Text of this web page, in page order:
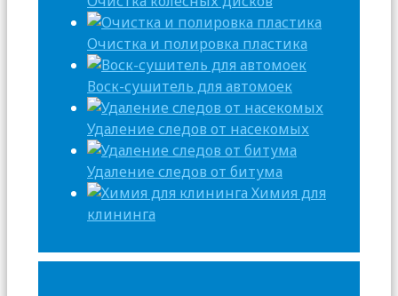
Очистка и полировка пластика
Воск-сушитель для автомоек
Удаление следов от насекомых
Удаление следов от битума
Химия для
клининга